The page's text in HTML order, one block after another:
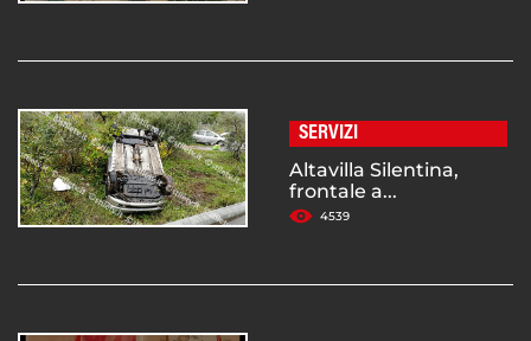
SERVIZI
Altavilla Silentina,
frontale a...
4539